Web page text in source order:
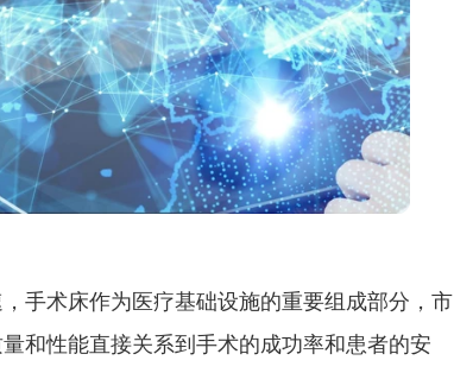
手术床作为医疗基础设施的重要组成部分，市
和性能直接关系到手术的成功率和患者的安